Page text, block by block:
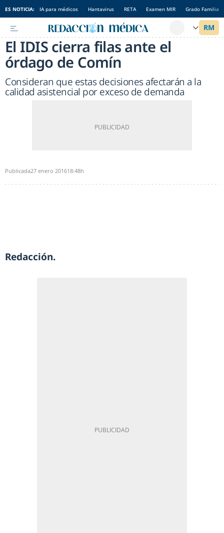
ES NOTICIA: IA para médicos Hantavirus RETA Examen MIR Grado Familia
El IDIS cierra filas ante el
órdago de Comín
Consideran que estas decisiones afectarán a la
calidad asistencial por exceso de demanda
Publicada27 enero 201618:48h
Redacción.